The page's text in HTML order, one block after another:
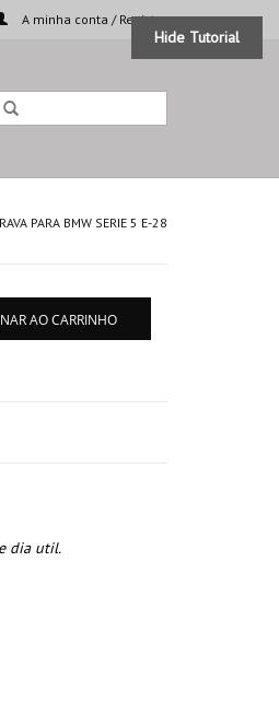
A minha conta / Registar
PARA BMW SERIE 5 E-28
AO CARRINHO
dia util.
Hide Tutorial